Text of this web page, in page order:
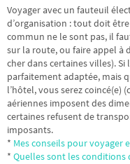
Voyager avec un fauteuil
d’organisation : tout doit
commun ne le sont pas, il
sur la route, ou faire appel à
cher dans certaines villes).
parfaitement adaptée, mais
l’hôtel, vous serez coincé(e)
aériennes imposent des
certaines refusent de
imposants.
* Mes conseils pour voyager
* Quelles sont les conditions